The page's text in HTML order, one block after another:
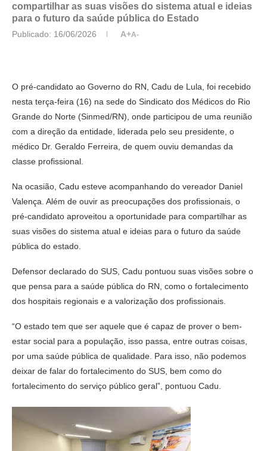
compartilhar as suas visões do sistema atual e ideias
para o futuro da saúde pública do Estado
Publicado: 16/06/2026 A+A-
O pré-candidato ao Governo do RN, Cadu de Lula, foi recebido
nesta terça-feira (16) na sede do Sindicato dos Médicos do Rio
Grande do Norte (Sinmed/RN), onde participou de uma reunião
com a direção da entidade, liderada pelo seu presidente, o
médico Dr. Geraldo Ferreira, de quem ouviu demandas da
classe profissional.
Na ocasião, Cadu esteve acompanhando do vereador Daniel
Valença. Além de ouvir as preocupações dos profissionais, o
pré-candidato aproveitou a oportunidade para compartilhar as
suas visões do sistema atual e ideias para o futuro da saúde
pública do estado.
Defensor declarado do SUS, Cadu pontuou suas visões sobre o
que pensa para a saúde pública do RN, como o fortalecimento
dos hospitais regionais e a valorização dos profissionais.
“O estado tem que ser aquele que é capaz de prover o bem-
estar social para a população, isso passa, entre outras coisas,
por uma saúde pública de qualidade. Para isso, não podemos
deixar de falar do fortalecimento do SUS, bem como do
fortalecimento do serviço público geral”, pontuou Cadu.